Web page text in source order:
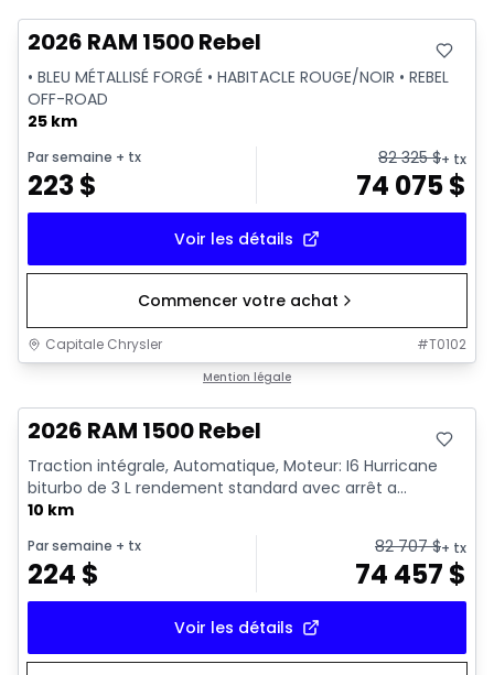
2026 RAM 1500 Rebel
• BLEU MÉTALLISÉ FORGÉ • HABITACLE ROUGE/NOIR • REBEL
OFF-ROAD
25 km
Par semaine + tx
223$
82 325$+ tx
74 075$
Voir les détails
Commencer votre achat
Capitale Chrysler #T0102
Mention légale
2026 RAM 1500 Rebel
Traction intégrale, Automatique, Moteur: I6 Hurricane
biturbo de 3 L rendement standard avec arrêt a...
10 km
Par semaine + tx
224 $
82 707$+ tx
74 457 $
Voir les détails